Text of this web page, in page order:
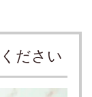
ださい